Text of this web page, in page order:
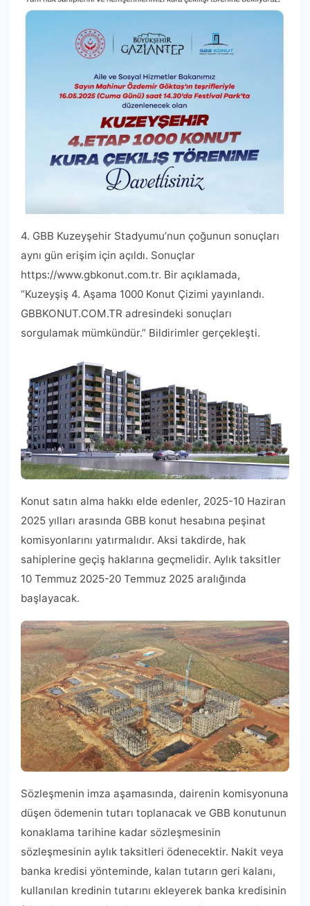
4. GBB Kuzeyşehir Stadyumu’nun çoğunun sonuçları
aynı gün erişim için açıldı. Sonuçlar
https://www.gbkonut.com.tr. Bir açıklamada,
“Kuzeyşiş 4. Aşama 1000 Konut Çizimi yayınlandı.
GBBKONUT.COM.TR adresindeki sonuçları
sorgulamak mümkündür.” Bildirimler gerçekleşti.
Konut satın alma hakkı elde edenler, 2025-10 Haziran
2025 yılları arasında GBB konut hesabına peşinat
komisyonlarını yatırmalıdır. Aksi takdirde, hak
sahiplerine geçiş haklarına geçmelidir. Aylık taksitler
10 Temmuz 2025-20 Temmuz 2025 aralığında
başlayacak.
Sözleşmenin imza aşamasında, dairenin komisyonuna
düşen ödemenin tutarı toplanacak ve GBB konutunun
konaklama tarihine kadar sözleşmesinin
sözleşmesinin aylık taksitleri ödenecektir. Nakit veya
banka kredisi yönteminde, kalan tutarın geri kalanı,
kullanılan kredinin tutarını ekleyerek banka kredisinin